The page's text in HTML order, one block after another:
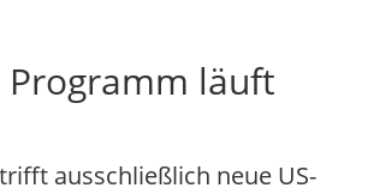
Programm läuft
ausschließlich neue US-